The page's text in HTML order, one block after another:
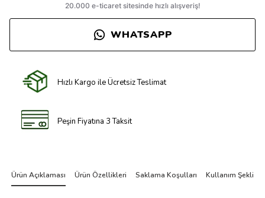
WHATSAPP
Hızlı Kargo ile Ücretsiz Teslimat
Peşin Fiyatına 3 Taksit
Ürün Açıklaması Ürün Özellikleri Saklama Koşulları Kullanım Şekli